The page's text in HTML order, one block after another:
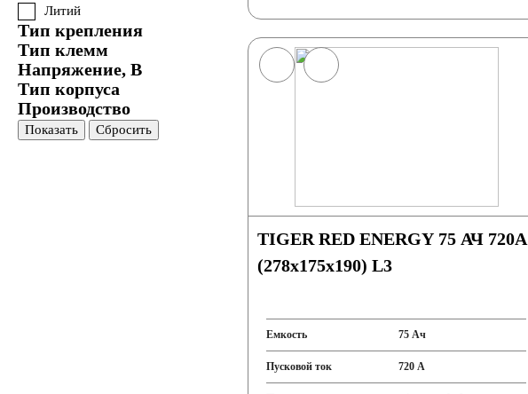
Литий
Тип крепления
Тип клемм
Напряжение, В
Тип корпуса
Производство
Показать Сбросить
TIGER RED ENERGY 75 АЧ 720A
(278x175x190) L3
Емкость 75 Ач
Пусковой ток 720 А